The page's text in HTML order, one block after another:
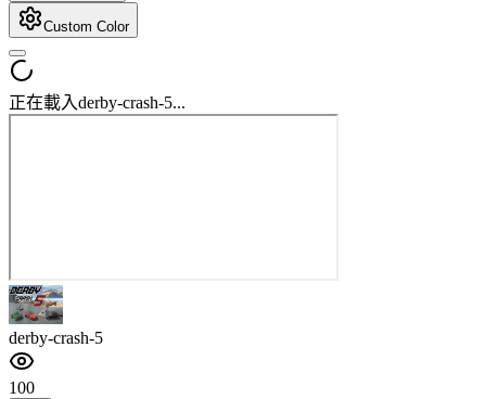
Custom Color
正在載入derby-crash-5...
derby-crash-5
100